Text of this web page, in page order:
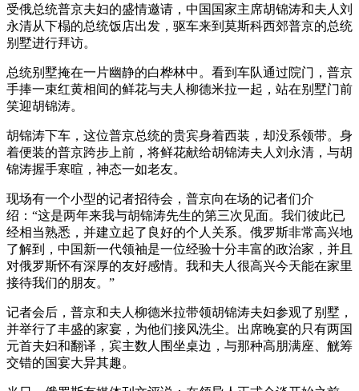
受俄总统普京夫妇的盛情邀请，中国国家主席胡锦涛和夫人刘
永清从下榻的总统饭店出发，驱车来到莫斯科西郊普京的总统
别墅进行拜访。
总统别墅掩在一片幽静的白桦林中。看到车队通过院门，普京
手捧一束红黄相间的鲜花与夫人柳德米拉一起，站在别墅门前
笑迎胡锦涛。
胡锦涛下车，这位普京总统的贵宾身着西装，却没系领带。身
着便装的普京跨步上前，将鲜花献给胡锦涛夫人刘永清，与胡
锦涛握手寒暄，神态一如老友。
现场有一个小型的记者招待会，普京向在场的记者们介
绍：“这是两年来我与胡锦涛先生的第三次见面。我们彼此已
经相当熟悉，并建立起了良好的个人关系。俄罗斯非常高兴地
了解到，中国新一代领袖是一位经验十分丰富的政治家，并且
对俄罗斯怀有深厚的友好感情。我和夫人很高兴今天能在家里
接待我们的朋友。”
记者会后，普京和夫人柳德米拉带领胡锦涛夫妇参观了别墅，
并举行了丰盛的家宴，为他们接风洗尘。出席晚宴的只有两国
元首夫妇和翻译，宾主数人围坐桌边，与那种高朋满座、觥筹
交错的国宴大异其趣。